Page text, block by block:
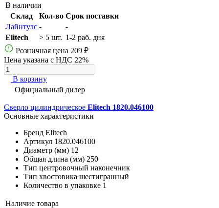
В наличии
Склад
Кол-во Срок поставки
Лайнтулс -
-
Elitech
> 5 шт. 1-2 раб. дня
Розничная цена 209 ₽
Цена указана с НДС 22%
В корзину
Официальный дилер
Сверло цилиндрическое Elitech 1820.046100
Основные характеристики
Бренд Elitech
Артикул 1820.046100
Диаметр (мм) 12
Общая длина (мм) 250
Тип центровочный наконечник
Тип хвостовика шестигранный
Количество в упаковке 1
Наличие товара